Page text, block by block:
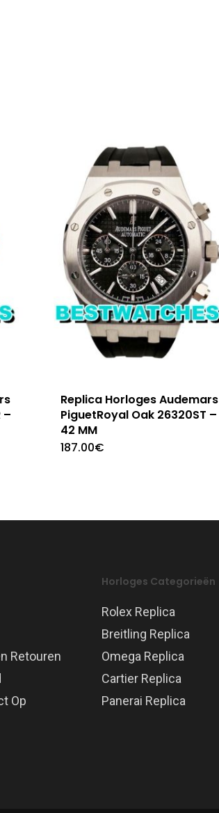
–
Replica Horloges Audemars
PiguetRoyal Oak 26320ST –
42 MM
187.00€
Retouren
Op
Horloges Categorieën
Rolex Replica
Breitling Replica
Omega Replica
Cartier Replica
Panerai Replica